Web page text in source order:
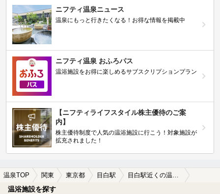
ニフティ温泉ニュース
温泉にもっと行きたくなる！お得な情報を掲載中
ニフティ温泉 おふろパス
温浴施設をお得に楽しめるサブスクリプションプラン
【ニフティライフスタイル株主優待のご案
内】
株主優待制度で人気の温浴施設に行こう！対象施設が
拡充されました！
温泉TOP 関東 東京都 目白駅 目白駅近くの温泉宿・温泉旅館・ホテルおすすめ(2026年版)
温浴施設を探す